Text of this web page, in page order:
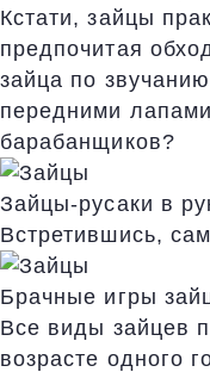
Кстати, зайцы
предпочитая
зайца по
передними
барабанщиков?
Зайцы-русаки в
Встретившись,
Брачные игры
Все виды зайцев
возрасте одного